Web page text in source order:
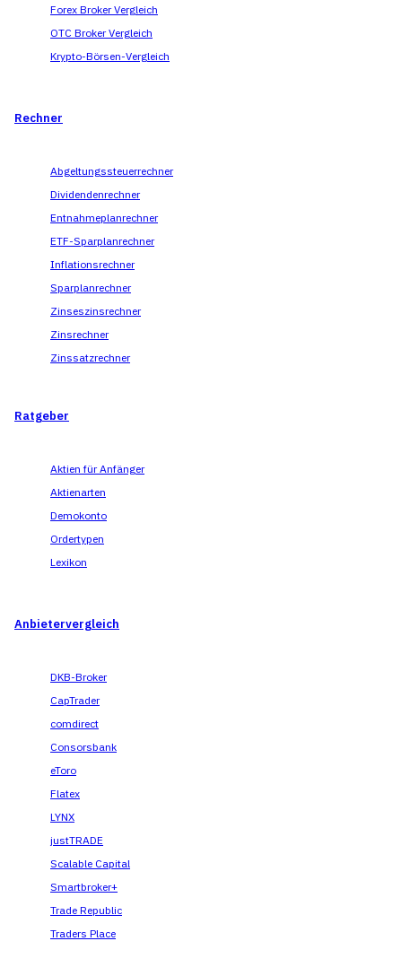
Forex Broker Vergleich
OTC Broker Vergleich
Krypto-Börsen-Vergleich
Rechner
Abgeltungssteuerrechner
Dividendenrechner
Entnahmeplanrechner
ETF-Sparplanrechner
Inflationsrechner
Sparplanrechner
Zinseszinsrechner
Zinsrechner
Zinssatzrechner
Ratgeber
Aktien für Anfänger
Aktienarten
Demokonto
Ordertypen
Lexikon
Anbietervergleich
DKB-Broker
CapTrader
comdirect
Consorsbank
eToro
Flatex
LYNX
justTRADE
Scalable Capital
Smartbroker+
Trade Republic
Traders Place